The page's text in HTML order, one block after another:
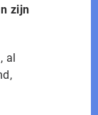
zijn
al